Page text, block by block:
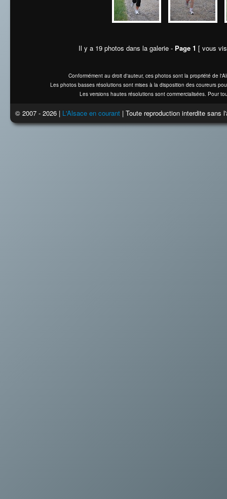
Il y a 19 photos dans la galerie - Page 1 [ vous
Conformément au droit d'auteur, ces photos sont la propriété de
Les photos basses résolutions sont mises à la disposition des coureurs
Les versions hautes résolutions sont commercialisées. Pour
© 2007 - 2026 | L'Alsace en courant | Toute reproduction interdite sans